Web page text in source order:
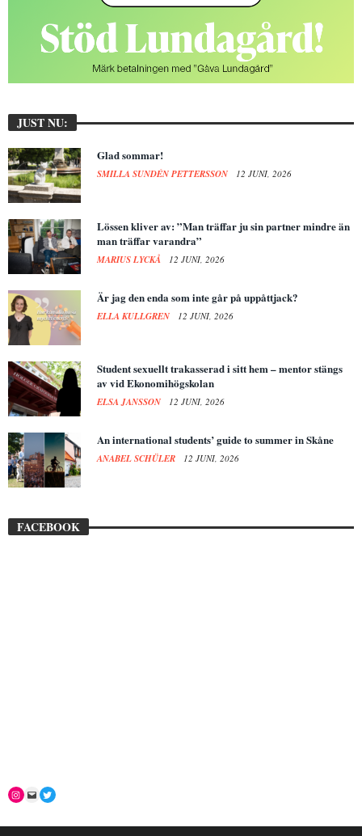
JUST NU:
Glad sommar!
SMILLA SUNDÉN PETTERSSON 12 JUNI, 2026
Lössen kliver av: ”Man träffar ju sin partner mindre än
man träffar varandra”
MARIUS LYCKÅ 12 JUNI, 2026
Är jag den enda som inte går på uppåttjack?
ELLA KULLGREN 12 JUNI, 2026
Student sexuellt trakasserad i sitt hem – mentor stängs
av vid Ekonomihögskolan
ELSA JANSSON 12 JUNI, 2026
An international students’ guide to summer in Skåne
ANABEL SCHÜLER 12 JUNI, 2026
FACEBOOK